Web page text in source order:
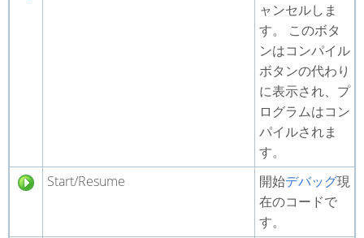
ャンセルしま
す。 このボタ
ンはコンパイル
ボタンの代わり
に表示され、プ
ログラムはコン
パイルされま
す。
Start/Resume
開始デバッグ現
在のコードで
す。